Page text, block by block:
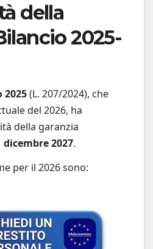
della
2025-
2025(L. 207/2024), che
del 2026, ha
della garanzia
dicembre 2027.
per il 2026 sono: